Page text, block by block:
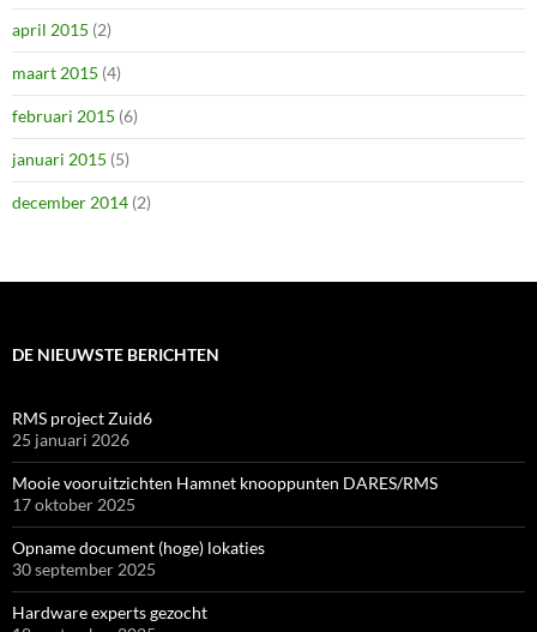
april 2015 (2)
maart 2015 (4)
februari 2015 (6)
januari 2015 (5)
december 2014 (2)
DE NIEUWSTE BERICHTEN
RMS project Zuid6
25 januari 2026
Mooie vooruitzichten Hamnet knooppunten DARES/RMS
17 oktober 2025
Opname document (hoge) lokaties
30 september 2025
Hardware experts gezocht